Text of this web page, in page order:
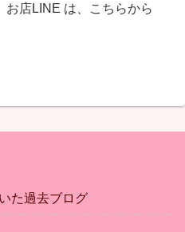
店LINE は、こちらから
た過去ブログ